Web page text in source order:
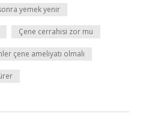
yemek yenir
Çene cerrahisi zor mu
çene ameliyatı olmalı